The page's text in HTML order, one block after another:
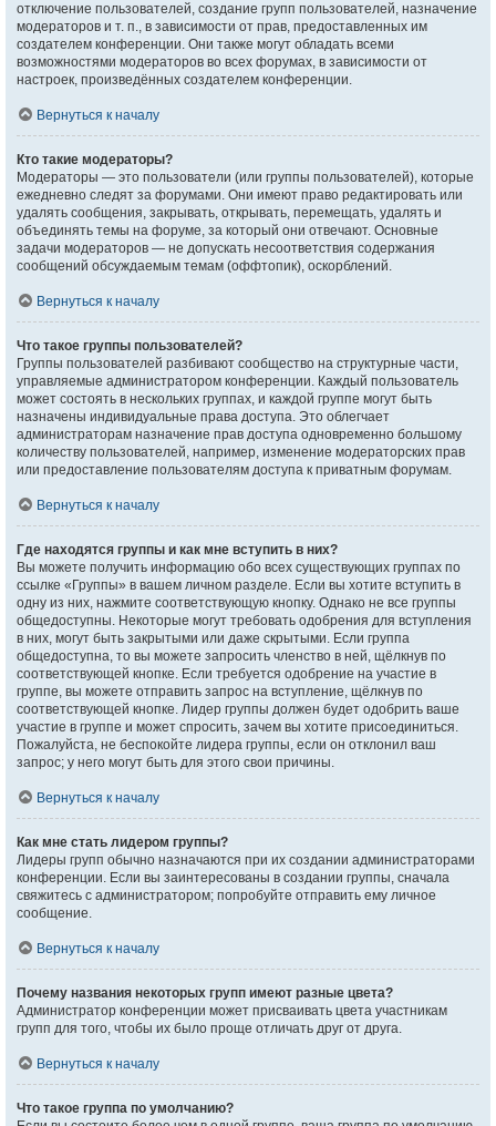
отключение пользователей, создание групп пользователей, назначение
модераторов и т. п., в зависимости от прав, предоставленных им
создателем конференции. Они также могут обладать всеми
возможностями модераторов во всех форумах, в зависимости от
настроек, произведённых создателем конференции.
Вернуться к началу
Кто такие модераторы?
Модераторы — это пользователи (или группы пользователей), которые
ежедневно следят за форумами. Они имеют право редактировать или
удалять сообщения, закрывать, открывать, перемещать, удалять и
объединять темы на форуме, за который они отвечают. Основные
задачи модераторов — не допускать несоответствия содержания
сообщений обсуждаемым темам (оффтопик), оскорблений.
Вернуться к началу
Что такое группы пользователей?
Группы пользователей разбивают сообщество на структурные части,
управляемые администратором конференции. Каждый пользователь
может состоять в нескольких группах, и каждой группе могут быть
назначены индивидуальные права доступа. Это облегчает
администраторам назначение прав доступа одновременно большому
количеству пользователей, например, изменение модераторских прав
или предоставление пользователям доступа к приватным форумам.
Вернуться к началу
Где находятся группы и как мне вступить в них?
Вы можете получить информацию обо всех существующих группах по
ссылке «Группы» в вашем личном разделе. Если вы хотите вступить в
одну из них, нажмите соответствующую кнопку. Однако не все группы
общедоступны. Некоторые могут требовать одобрения для вступления
в них, могут быть закрытыми или даже скрытыми. Если группа
общедоступна, то вы можете запросить членство в ней, щёлкнув по
соответствующей кнопке. Если требуется одобрение на участие в
группе, вы можете отправить запрос на вступление, щёлкнув по
соответствующей кнопке. Лидер группы должен будет одобрить ваше
участие в группе и может спросить, зачем вы хотите присоединиться.
Пожалуйста, не беспокойте лидера группы, если он отклонил ваш
запрос; у него могут быть для этого свои причины.
Вернуться к началу
Как мне стать лидером группы?
Лидеры групп обычно назначаются при их создании администраторами
конференции. Если вы заинтересованы в создании группы, сначала
свяжитесь с администратором; попробуйте отправить ему личное
сообщение.
Вернуться к началу
Почему названия некоторых групп имеют разные цвета?
Администратор конференции может присваивать цвета участникам
групп для того, чтобы их было проще отличать друг от друга.
Вернуться к началу
Что такое группа по умолчанию?